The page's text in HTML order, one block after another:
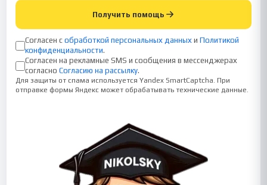
Получить помощь
Согласен с обработкой персональных данных и Политикой
конфиденциальности.
Согласен на рекламные SMS и сообщения в мессенджерах
согласно Согласию на рассылку.
Для защиты от спама используется Yandex SmartCaptcha. При
отправке формы Яндекс может обрабатывать технические данные.